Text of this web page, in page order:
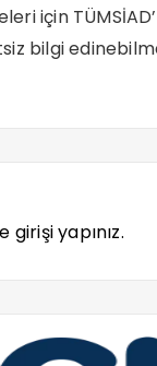
için
bilgi
girişi yapınız.